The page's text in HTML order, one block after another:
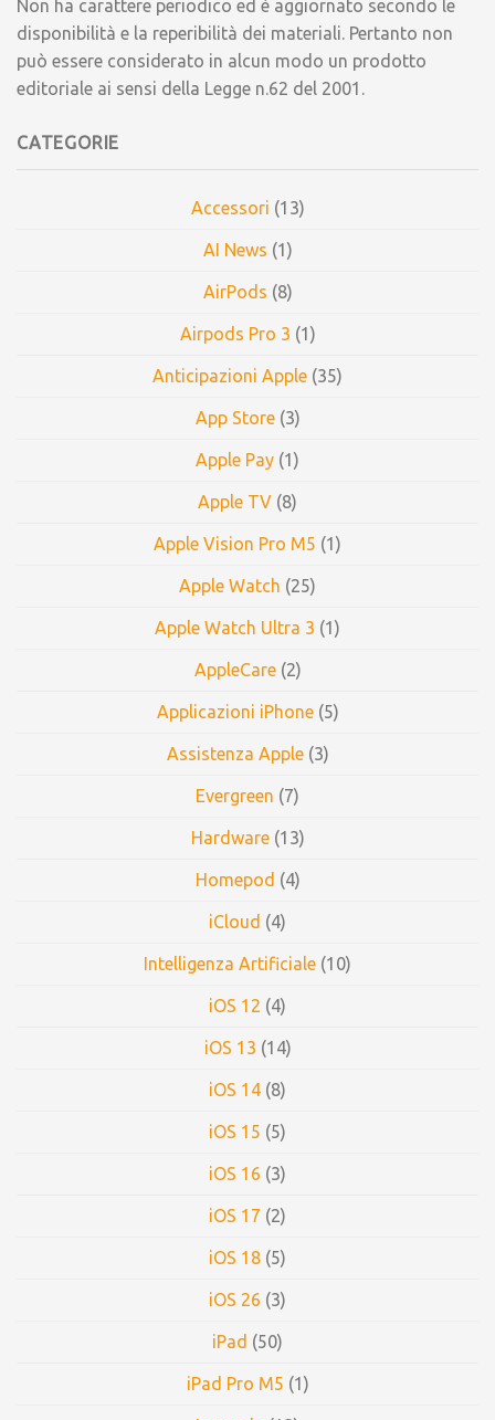
Non ha carattere periodico ed è aggiornato secondo le
disponibilità e la reperibilità dei materiali. Pertanto non
può essere considerato in alcun modo un prodotto
editoriale ai sensi della Legge n.62 del 2001.
CATEGORIE
Accessori (13)
AI News (1)
AirPods (8)
Airpods Pro 3 (1)
Anticipazioni Apple (35)
App Store(3)
Apple Pay (1)
Apple TV (8)
Apple Vision Pro M5 (1)
Apple Watch (25)
Apple Watch Ultra 3 (1)
AppleCare(2)
Applicazioni iPhone(5)
Assistenza Apple(3)
Evergreen (7)
Hardware(13)
Homepod (4)
iCloud (4)
Intelligenza Artificiale (10)
iOS 12 (4)
iOS 13 (14)
iOS 14 (8)
iOS 15 (5)
iOS 16 (3)
iOS 17 (2)
iOS 18 (5)
iOS 26 (3)
iPad (50)
iPad Pro M5 (1)